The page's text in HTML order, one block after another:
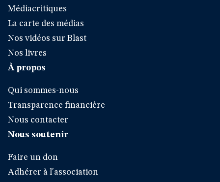
Médiacritiques
La carte des médias
Nos vidéos sur Blast
Nos livres
À propos
Qui sommes-nous
Transparence financière
Nous contacter
Nous soutenir
Faire un don
Adhérer à l'association